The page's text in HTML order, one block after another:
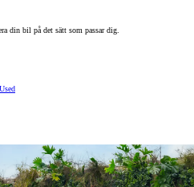
din bil på det sätt som passar dig.